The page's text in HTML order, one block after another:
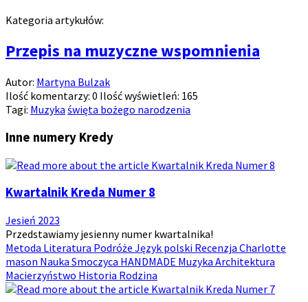
Kategoria artykułów:
Przepis na muzyczne wspomnienia
Autor: Martyna Bulzak
Ilość komentarzy: 0 Ilość wyświetleń: 165
Tagi: Muzyka święta bożego narodzenia
Inne numery Kredy
Kwartalnik Kreda Numer 8
Jesień 2023
Przedstawiamy jesienny numer kwartalnika!
Metoda Literatura Podróże Język polski Recenzja Charlotte
mason Nauka Smoczyca HANDMADE Muzyka Architektura
Macierzyństwo Historia Rodzina